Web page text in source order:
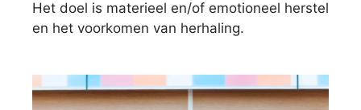
Het doel is materieel en/of emotioneel herstel
en het voorkomen van herhaling.